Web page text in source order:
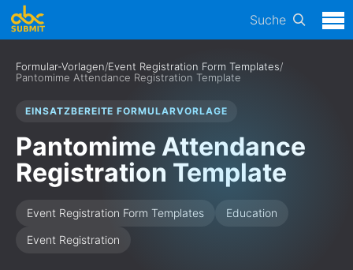
Suche
Formular-Vorlagen/Event Registration Form Templates/
Pantomime Attendance Registration Template
EINSATZBEREITE FORMULARVORLAGE
Pantomime Attendance
Registration Template
Event Registration Form Templates
Education
Event Registration